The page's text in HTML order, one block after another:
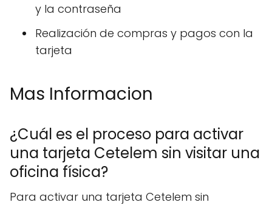
y la contraseña
Realización de compras y pagos con la
tarjeta
Mas Informacion
¿Cuál es el proceso para activar
una tarjeta Cetelem sin visitar una
oficina física?
Para activar una tarjeta Cetelem sin